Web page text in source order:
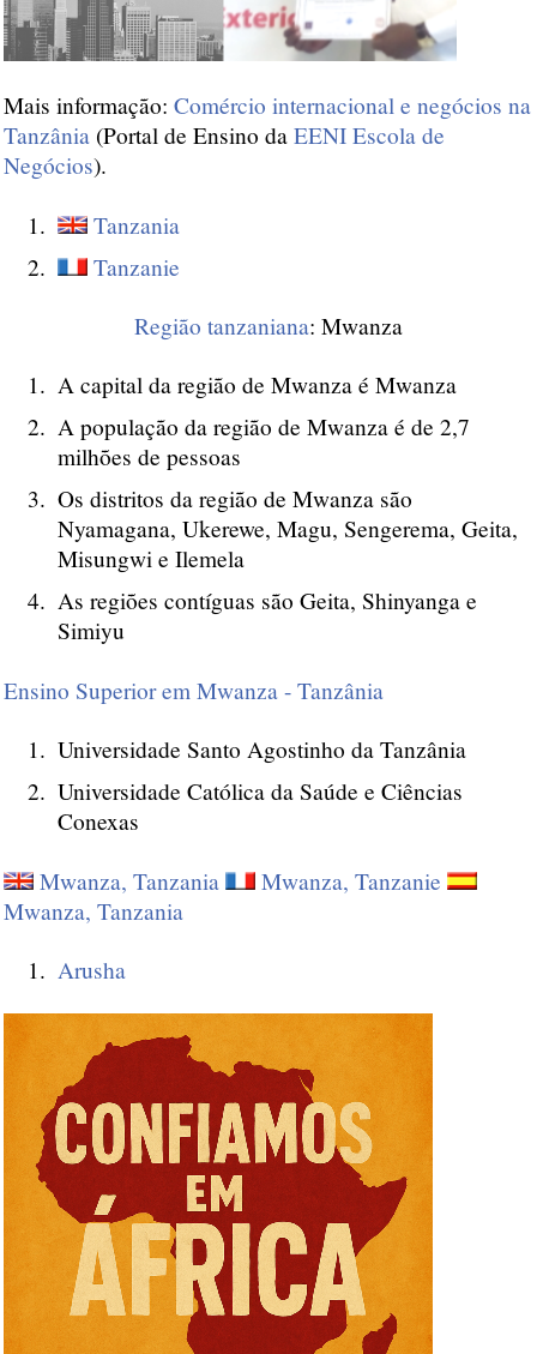
Mais informação: Comércio internacional e negócios na
Tanzânia (Portal de Ensino da EENI Escola de
Negócios).
Tanzania
Tanzanie
Região tanzaniana: Mwanza
A capital da região de Mwanza é Mwanza
A população da região de Mwanza é de 2,7
milhões de pessoas
Os distritos da região de Mwanza são
Nyamagana, Ukerewe, Magu, Sengerema, Geita,
Misungwi e Ilemela
As regiões contíguas são Geita, Shinyanga e
Simiyu
Ensino Superior em Mwanza - Tanzânia
Universidade Santo Agostinho da Tanzânia
Universidade Católica da Saúde e Ciências
Conexas
Mwanza, Tanzania
Mwanza, Tanzanie
Mwanza, Tanzania
Arusha